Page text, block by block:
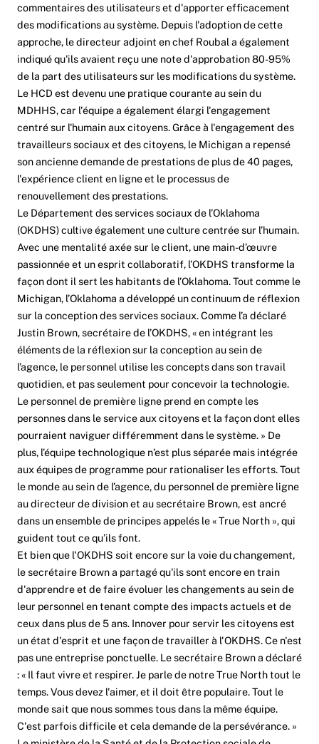
commentaires des utilisateurs et d'apporter efficacement
des modifications au système. Depuis l'adoption de cette
approche, le directeur adjoint en chef Roubal a également
indiqué qu'ils avaient reçu une note d'approbation 80-95%
de la part des utilisateurs sur les modifications du système.
Le HCD est devenu une pratique courante au sein du
MDHHS, car l'équipe a également élargi l'engagement
centré sur l'humain aux citoyens. Grâce à l'engagement des
travailleurs sociaux et des citoyens, le Michigan a repensé
son ancienne demande de prestations de plus de 40 pages,
l'expérience client en ligne et le processus de
renouvellement des prestations.
Le Département des services sociaux de l’Oklahoma
(OKDHS) cultive également une culture centrée sur l’humain.
Avec une mentalité axée sur le client, une main-d’œuvre
passionnée et un esprit collaboratif, l’OKDHS transforme la
façon dont il sert les habitants de l’Oklahoma. Tout comme le
Michigan, l’Oklahoma a développé un continuum de réflexion
sur la conception des services sociaux. Comme l’a déclaré
Justin Brown, secrétaire de l’OKDHS, « en intégrant les
éléments de la réflexion sur la conception au sein de
l’agence, le personnel utilise les concepts dans son travail
quotidien, et pas seulement pour concevoir la technologie.
Le personnel de première ligne prend en compte les
personnes dans le service aux citoyens et la façon dont elles
pourraient naviguer différemment dans le système. » De
plus, l’équipe technologique n’est plus séparée mais intégrée
aux équipes de programme pour rationaliser les efforts. Tout
le monde au sein de l’agence, du personnel de première ligne
au directeur de division et au secrétaire Brown, est ancré
dans un ensemble de principes appelés le « True North », qui
guident tout ce qu’ils font.
Et bien que l'OKDHS soit encore sur la voie du changement,
le secrétaire Brown a partagé qu'ils sont encore en train
d'apprendre et de faire évoluer les changements au sein de
leur personnel en tenant compte des impacts actuels et de
ceux dans plus de 5 ans. Innover pour servir les citoyens est
un état d'esprit et une façon de travailler à l'OKDHS. Ce n'est
pas une entreprise ponctuelle. Le secrétaire Brown a déclaré
: « Il faut vivre et respirer. Je parle de notre True North tout le
temps. Vous devez l'aimer, et il doit être populaire. Tout le
monde sait que nous sommes tous dans la même équipe.
C'est parfois difficile et cela demande de la persévérance. »